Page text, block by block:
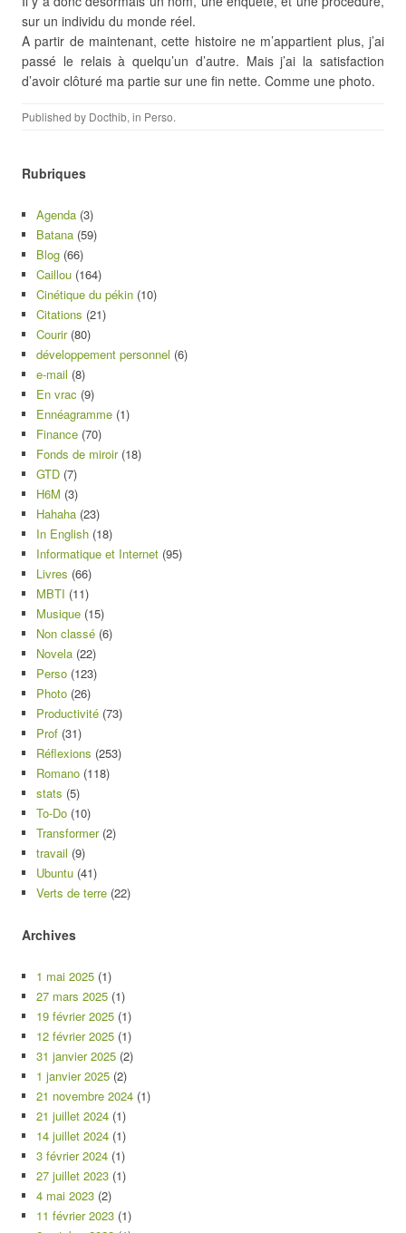
sur un individu du monde réel.
A partir de maintenant, cette histoire ne m’appartient plus, j’ai
passé le relais à quelqu’un d’autre. Mais j’ai la satisfaction
d’avoir clôturé ma partie sur une fin nette. Comme une photo.
Published by Docthib, in Perso.
Rubriques
Agenda (3)
Batana (59)
Blog (66)
Caillou (164)
Cinétique du pékin (10)
Citations (21)
Courir(80)
développement personnel (6)
e-mail (8)
En vrac (9)
Ennéagramme (1)
Finance (70)
Fonds de miroir(18)
GTD (7)
H6M (3)
Hahaha (23)
In English (18)
Informatique et Internet (95)
Livres (66)
MBTI (11)
Musique (15)
Non classé (6)
Novela (22)
Perso (123)
Photo (26)
Productivité (73)
Prof (31)
Réflexions (253)
Romano (118)
stats (5)
To-Do (10)
Transformer(2)
travail (9)
Ubuntu (41)
Verts de terre (22)
Archives
1 mai 2025 (1)
27 mars 2025 (1)
19 février 2025 (1)
12 février 2025 (1)
31 janvier 2025 (2)
1 janvier 2025 (2)
21 novembre 2024 (1)
21 juillet 2024 (1)
14 juillet 2024 (1)
3 février 2024 (1)
27 juillet 2023 (1)
4 mai 2023 (2)
11 février 2023 (1)